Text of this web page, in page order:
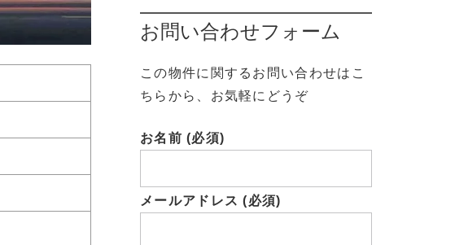
お問い合わせフォーム
この物件に関するお問い合わせはこ
ちらから、お気軽にどうぞ
お名前 (必須)
メールアドレス (必須)